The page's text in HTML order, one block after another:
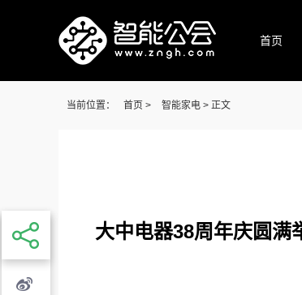
首页
当前位置： 首页 > 智能家电 > 正文
大中电器38周年庆圆满